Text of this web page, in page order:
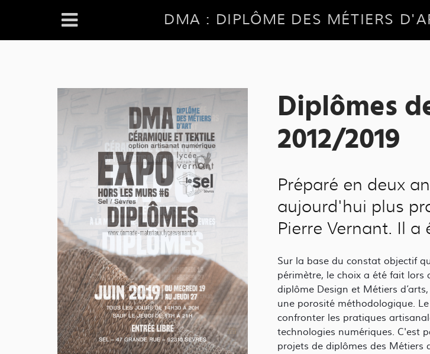
DMA : DIPLÔME DES MÉTIERS
Diplômes
2012/2019
Préparé en deux
aujourd'hui plus
Pierre Vernant. Il
Sur la base du constat objectif
périmètre, le choix a été fait lors
diplôme Design et Métiers
une porosité méthodologique.
confronter les pratiques
technologies numériques. C'est
projets de diplômes des Métiers